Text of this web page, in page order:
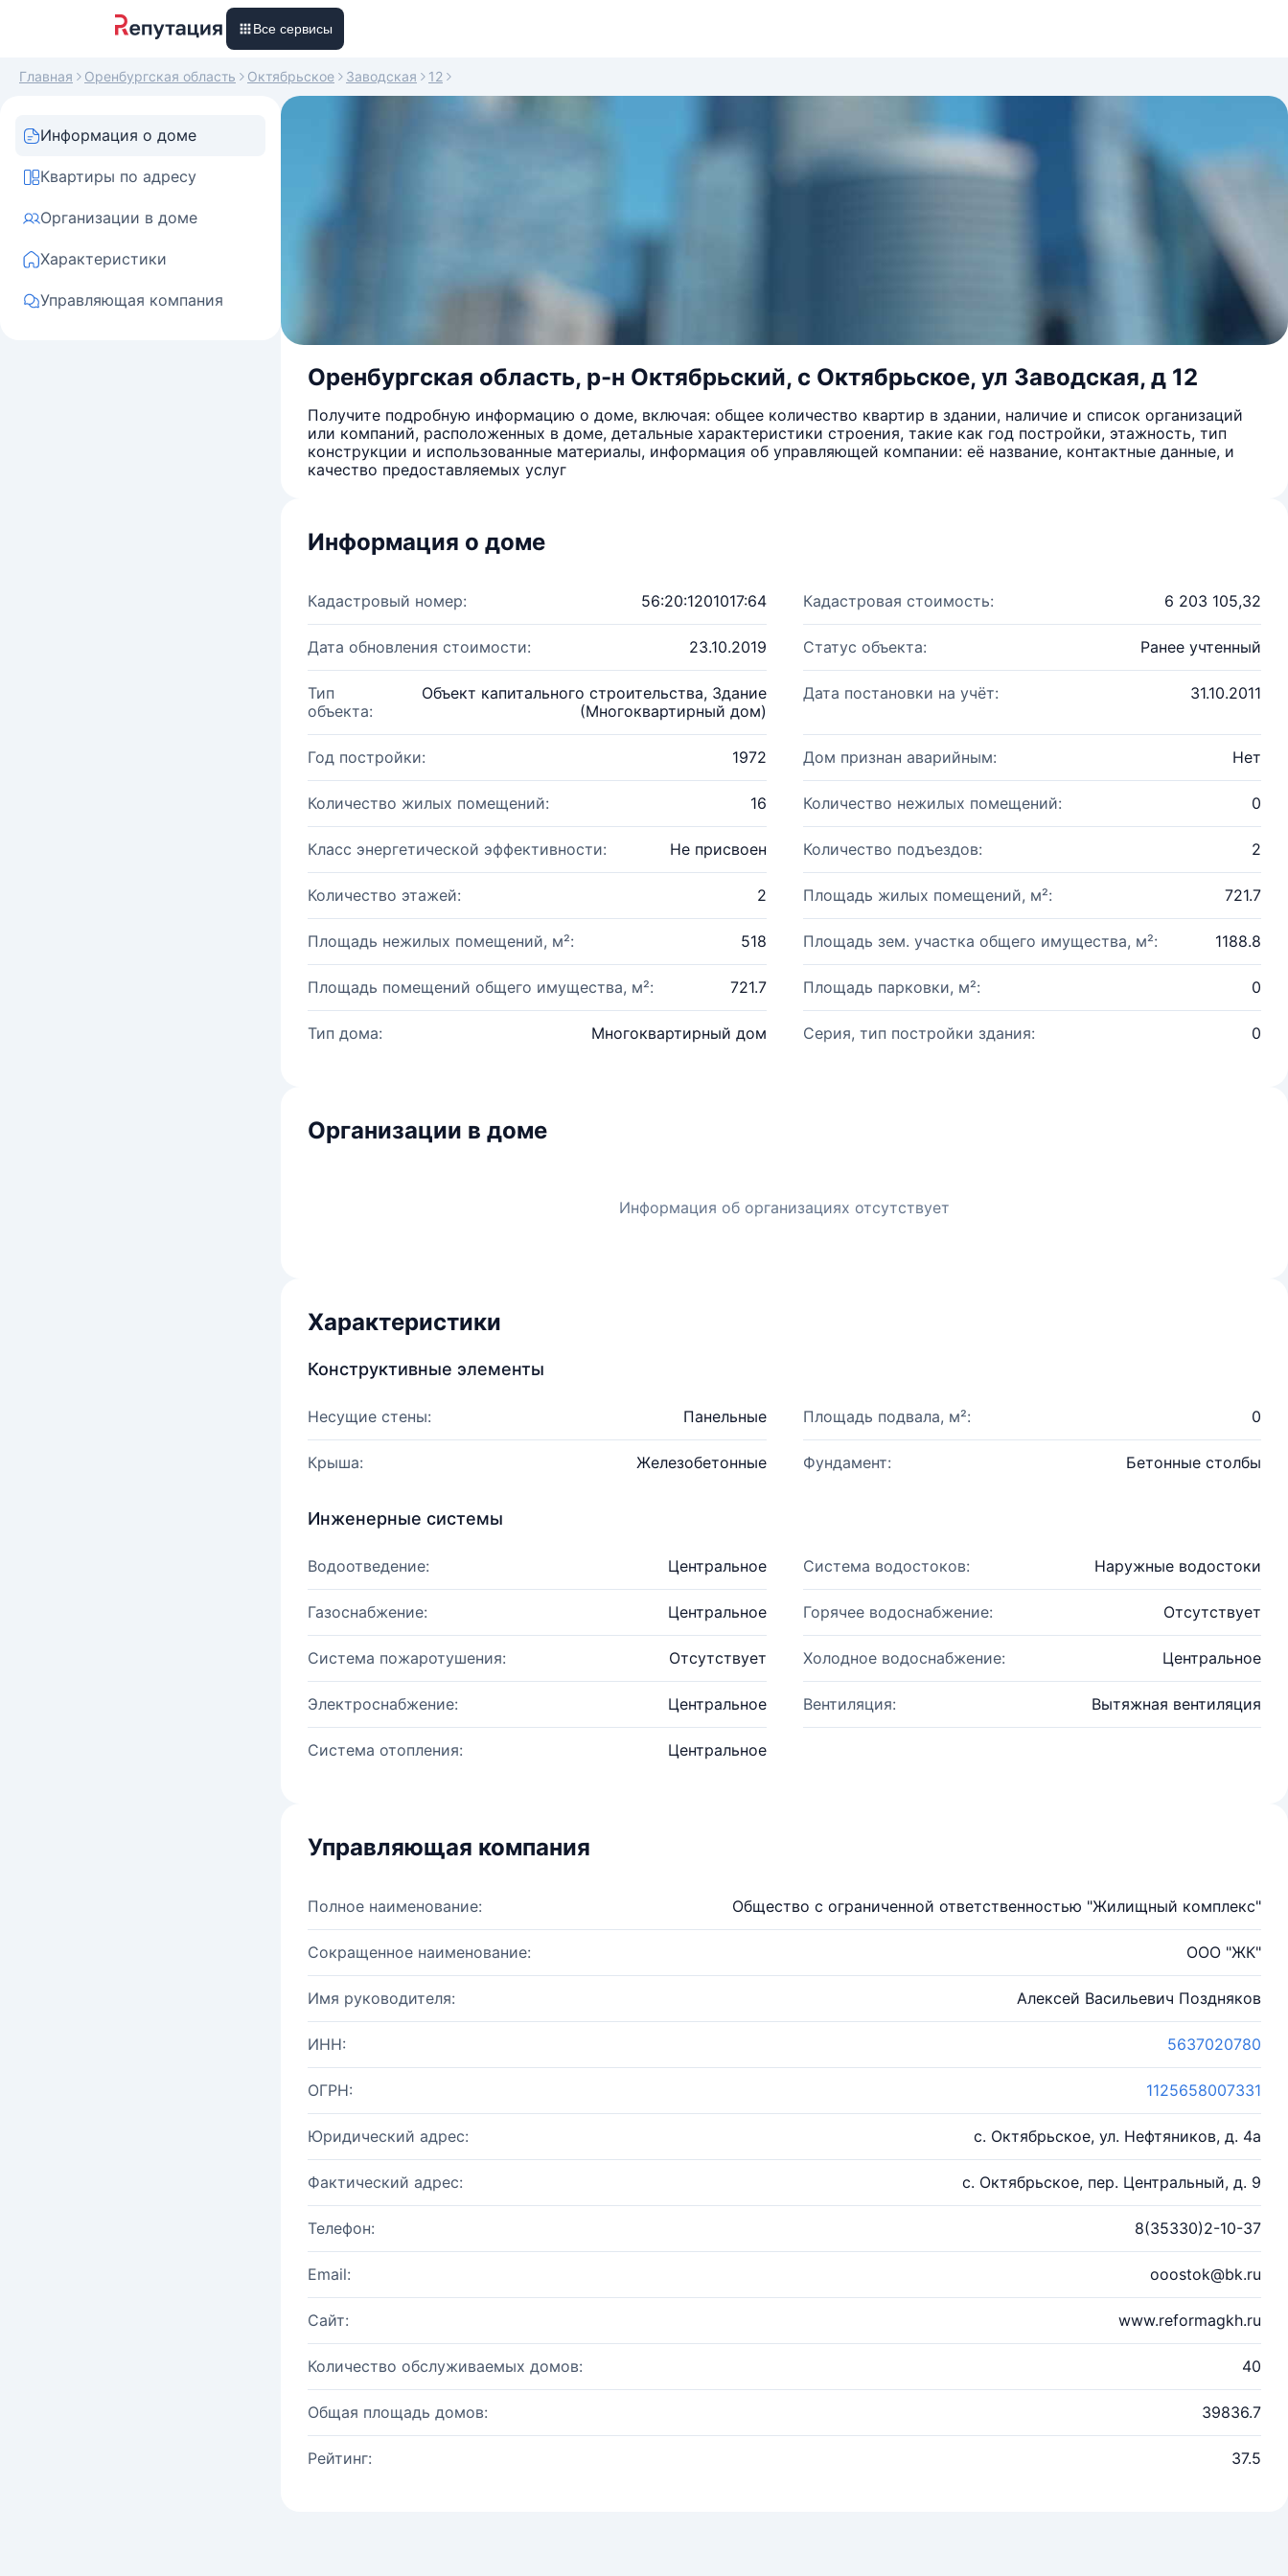
Все сервисы
Главная Оренбургская область Октябрьское Заводская 12
Информация о доме
Квартиры по адресу
Организации в доме
Характеристики
Управляющая компания
Оренбургская область, р-н Октябрьский, с Октябрьское, ул Заводская, д 12
Получите подробную информацию о доме, включая: общее количество квартир в здании, наличие и список организаций
или компаний, расположенных в доме, детальные характеристики строения, такие как год постройки, этажность, тип
конструкции и использованные материалы, информация об управляющей компании: её название, контактные данные, и
качество предоставляемых услуг
Информация о доме
Кадастровый номер: 56:20:1201017:64 Кадастровая стоимость: 6 203 105,32
Дата обновления стоимости: 23.10.2019 Статус объекта: Ранее учтенный
Тип
объекта:
Объект капитального строительства, Здание
(Многоквартирный дом)
Дата постановки на учёт: 31.10.2011
Год постройки: 1972 Дом признан аварийным: Нет
Количество жилых помещений: 16 Количество нежилых помещений: 0
Класс энергетической эффективности: Не присвоен Количество подъездов: 2
Количество этажей: 2 Площадь жилых помещений, м²: 721.7
Площадь нежилых помещений, м²: 518 Площадь зем. участка общего имущества, м²: 1188.8
Площадь помещений общего имущества, м²: 721.7 Площадь парковки, м²: 0
Тип дома: Многоквартирный дом Серия, тип постройки здания: 0
Организации в доме
Информация об организациях отсутствует
Характеристики
Конструктивные элементы
Несущие стены: Панельные Площадь подвала, м²: 0
Крыша: Железобетонные Фундамент: Бетонные столбы
Инженерные системы
Водоотведение: Центральное Система водостоков: Наружные водостоки
Газоснабжение: Центральное Горячее водоснабжение: Отсутствует
Система пожаротушения: Отсутствует Холодное водоснабжение: Центральное
Электроснабжение: Центральное Вентиляция: Вытяжная вентиляция
Система отопления: Центральное
Управляющая компания
Полное наименование: Общество с ограниченной ответственностью "Жилищный комплекс"
Сокращенное наименование: ООО "ЖК"
Имя руководителя: Алексей Васильевич Поздняков
ИНН: 5637020780
ОГРН: 1125658007331
Юридический адрес: с. Октябрьское, ул. Нефтяников, д. 4а
Фактический адрес: с. Октябрьское, пер. Центральный, д. 9
Телефон: 8(35330)2-10-37
Email: ooostok@bk.ru
Сайт: www.reformagkh.ru
Количество обслуживаемых домов: 40
Общая площадь домов: 39836.7
Рейтинг: 37.5